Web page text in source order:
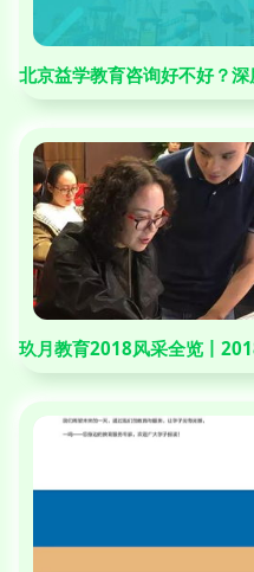
北京益学教育咨询好不好？
玖月教育2018风采全览丨